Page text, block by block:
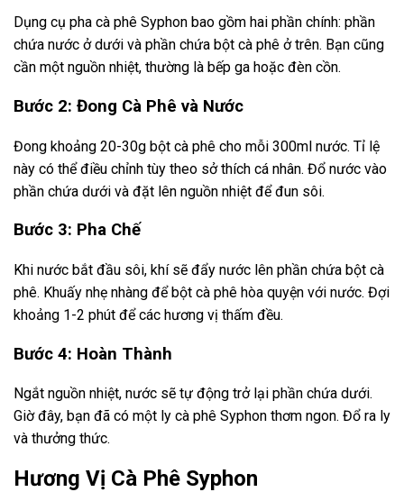
Dụng cụ pha cà phê Syphon bao gồm hai phần chính: phần
chứa nước ở dưới và phần chứa bột cà phê ở trên. Bạn cũng
cần một nguồn nhiệt, thường là bếp ga hoặc đèn cồn.
Bước 2: Đong Cà Phê và Nước
Đong khoảng 20-30g bột cà phê cho mỗi 300ml nước. Tỉ lệ
này có thể điều chỉnh tùy theo sở thích cá nhân. Đổ nước vào
phần chứa dưới và đặt lên nguồn nhiệt để đun sôi.
Bước 3: Pha Chế
Khi nước bắt đầu sôi, khí sẽ đẩy nước lên phần chứa bột cà
phê. Khuấy nhẹ nhàng để bột cà phê hòa quyện với nước. Đợi
khoảng 1-2 phút để các hương vị thấm đều.
Bước 4: Hoàn Thành
Ngắt nguồn nhiệt, nước sẽ tự động trở lại phần chứa dưới.
Giờ đây, bạn đã có một ly cà phê Syphon thơm ngon. Đổ ra ly
và thưởng thức.
Hương Vị Cà Phê Syphon